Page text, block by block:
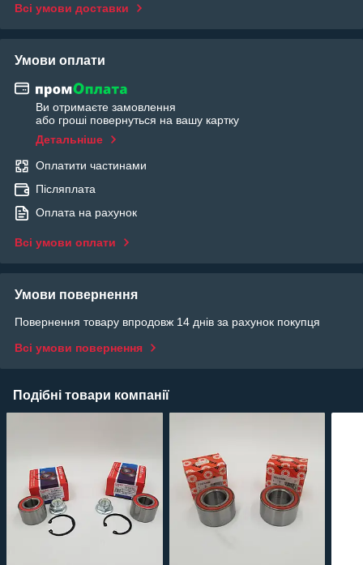
Всі умови доставки
Умови оплати
Ви отримаєте замовлення
або гроші повернуться на вашу картку
Детальніше
Оплатити частинами
Післяплата
Оплата на рахунок
Всі умови оплати
Умови повернення
Повернення товару впродовж 14 днів за рахунок покупця
Всі умови повернення
Подібні товари компанії